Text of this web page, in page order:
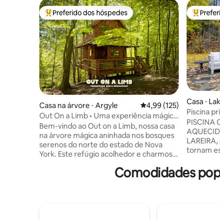
Entre os melhores preferidos dos hóspedes
Preferido dos hóspedes
Casa na árvore ⋅ Argyle 4,99 de uma avaliação
4,99 (125)
Out On a Limb • Uma experiência mágica
em uma casa na árvore
Bem-vindo ao Out on a Limb, nossa casa
na árvore mágica aninhada nos bosques
serenos do norte do estado de Nova
York. Este refúgio acolhedor e charmoso
romântica, perfeita para casais ou
Entre
Casa ⋅
Piscina
luxo
PISCINA
tornam
Este
Comodidades